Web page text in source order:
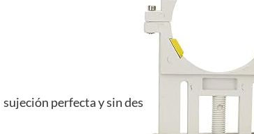
sujeción perfecta y sin des